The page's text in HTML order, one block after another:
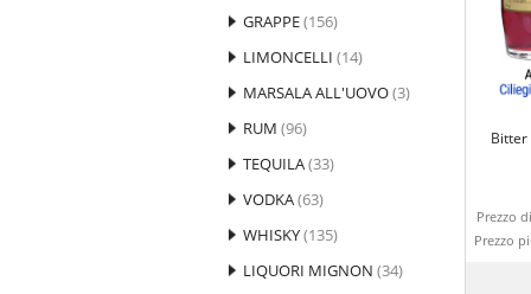
GRAPPE(156)
LIMONCELLI (14)
MARSALA ALL'UOVO(3)
RUM (96)
TEQUILA(33)
VODKA(63)
WHISKY(135)
LIQUORI MIGNON (34)
Bitter
Prezzo
Prezzo